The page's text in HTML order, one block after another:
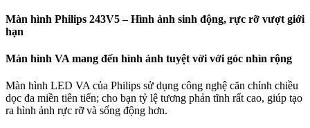
Màn hình Philips 243V5 – Hình ảnh sinh động, rực rỡ vượt giới
hạn
Màn hình VA mang đến hình ảnh tuyệt vời với góc nhìn rộng
Màn hình LED VA của Philips sử dụng công nghệ căn chỉnh chiều
dọc đa miền tiên tiến; cho bạn tỷ lệ tương phản tĩnh rất cao, giúp tạo
ra hình ảnh rực rỡ và sống động hơn.